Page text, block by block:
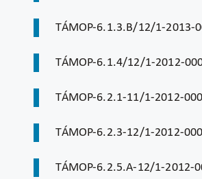
TÁMOP-6.1.3.B/12/1-2013-
TÁMOP-6.1.4/12/1-2012-
TÁMOP-6.2.1-11/1-2012-
TÁMOP-6.2.3-12/1-2012-
TÁMOP-6.2.5.A-12/1-2012-